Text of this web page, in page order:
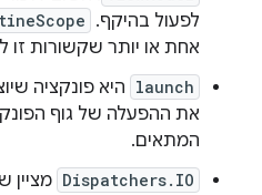
לפעול בהיקף. ‫
אחת או יותר שקשורות זו
launch היא פונקציה
את ההפעלה של גוף
המתאים.
Dispatchers.IO מציין